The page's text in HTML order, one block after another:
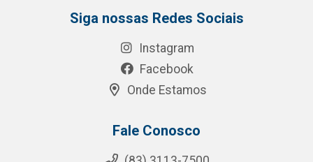
Siga nossas Redes Sociais
Instagram
Facebook
Onde Estamos
Fale Conosco